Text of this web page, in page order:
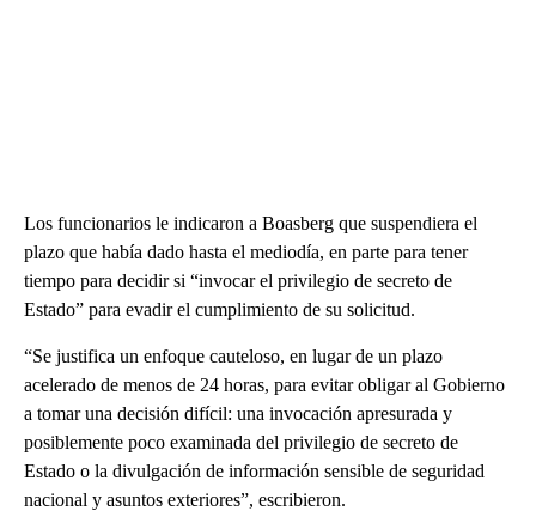
Los funcionarios le indicaron a Boasberg que suspendiera el
plazo que había dado hasta el mediodía, en parte para tener
tiempo para decidir si “invocar el privilegio de secreto de
Estado” para evadir el cumplimiento de su solicitud.
“Se justifica un enfoque cauteloso, en lugar de un plazo
acelerado de menos de 24 horas, para evitar obligar al Gobierno
a tomar una decisión difícil: una invocación apresurada y
posiblemente poco examinada del privilegio de secreto de
Estado o la divulgación de información sensible de seguridad
nacional y asuntos exteriores”, escribieron.